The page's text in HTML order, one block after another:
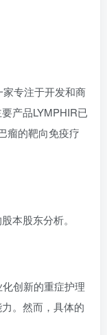
专注于开发和商
产品LYMPHIR已
瘤的靶向免疫疗
本股东分析。
创新的重症护理
。然而，具体的